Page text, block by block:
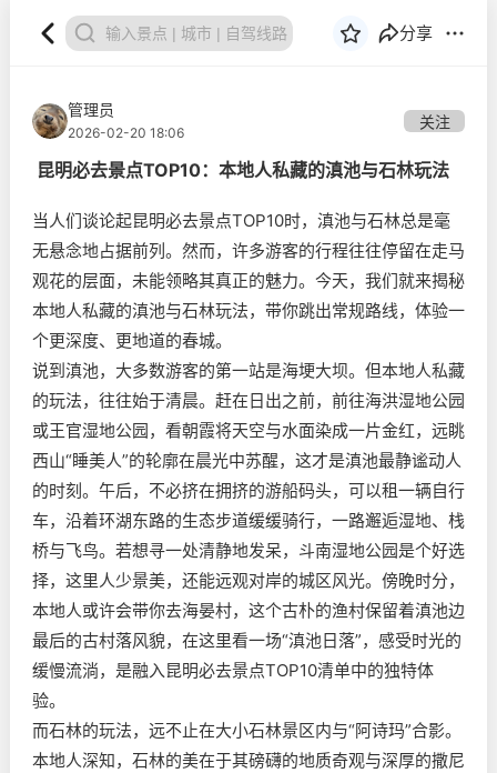
分享
管理员
2026-02-20 18:06
关注
昆明必去景点TOP10：本地人私藏的滇池与石林玩法
当人们谈论起昆明必去景点TOP10时，滇池与石林总是毫
无悬念地占据前列。然而，许多游客的行程往往停留在走马
观花的层面，未能领略其真正的魅力。今天，我们就来揭秘
本地人私藏的滇池与石林玩法，带你跳出常规路线，体验一
个更深度、更地道的春城。
说到滇池，大多数游客的第一站是海埂大坝。但本地人私藏
的玩法，往往始于清晨。赶在日出之前，前往海洪湿地公园
或王官湿地公园，看朝霞将天空与水面染成一片金红，远眺
西山“睡美人”的轮廓在晨光中苏醒，这才是滇池最静谧动人
的时刻。午后，不必挤在拥挤的游船码头，可以租一辆自行
车，沿着环湖东路的生态步道缓缓骑行，一路邂逅湿地、栈
桥与飞鸟。若想寻一处清静地发呆，斗南湿地公园是个好选
择，这里人少景美，还能远观对岸的城区风光。傍晚时分，
本地人或许会带你去海晏村，这个古朴的渔村保留着滇池边
最后的古村落风貌，在这里看一场“滇池日落”，感受时光的
缓慢流淌，是融入昆明必去景点TOP10清单中的独特体
验。
而石林的玩法，远不止在大小石林景区内与“阿诗玛”合影。
本地人深知，石林的美在于其磅礴的地质奇观与深厚的撒尼